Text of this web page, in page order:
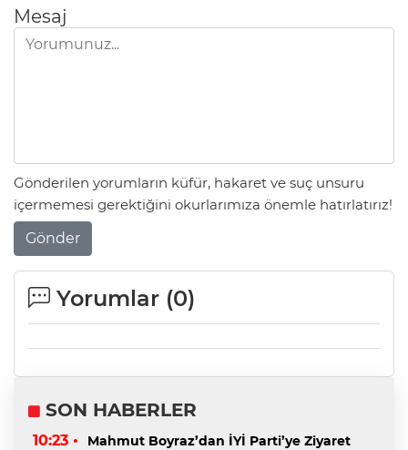
Mesaj
Gönderilen yorumların küfür, hakaret ve suç unsuru
içermemesi gerektiğini okurlarımıza önemle hatırlatırız!
Gönder
Yorumlar (0)
SON HABERLER
10:23 • Mahmut Boyraz’dan İYİ Parti’ye Ziyaret